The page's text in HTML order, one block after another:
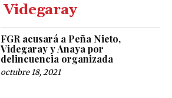
Videgaray
FGR acusará a Peña Nieto,
Videgaray y Anaya por
delincuencia organizada
octubre 18, 2021